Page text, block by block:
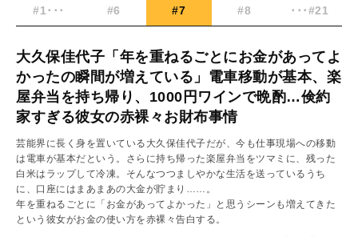
#1･･･ #6 #7 #8 ･･･#21
大久保佳代子「年を重ねるごとにお金があってよ
かったの瞬間が増えている」電車移動が基本、楽
屋弁当を持ち帰り、1000円ワインで晩酌…倹約
家すぎる彼女の赤裸々お財布事情
芸能界に長く身を置いている大久保佳代子だが、今も仕事現場への移動
は電車が基本だという。さらに持ち帰った楽屋弁当をツマミに、残った
白米はラップして冷凍。そんなつつましやかな生活を送っているうち
に、口座にはまあまあの大金が貯まり……。
年を重ねるごとに「お金があってよかった」と思うシーンも増えてきた
という彼女がお金の使い方を赤裸々告白する。